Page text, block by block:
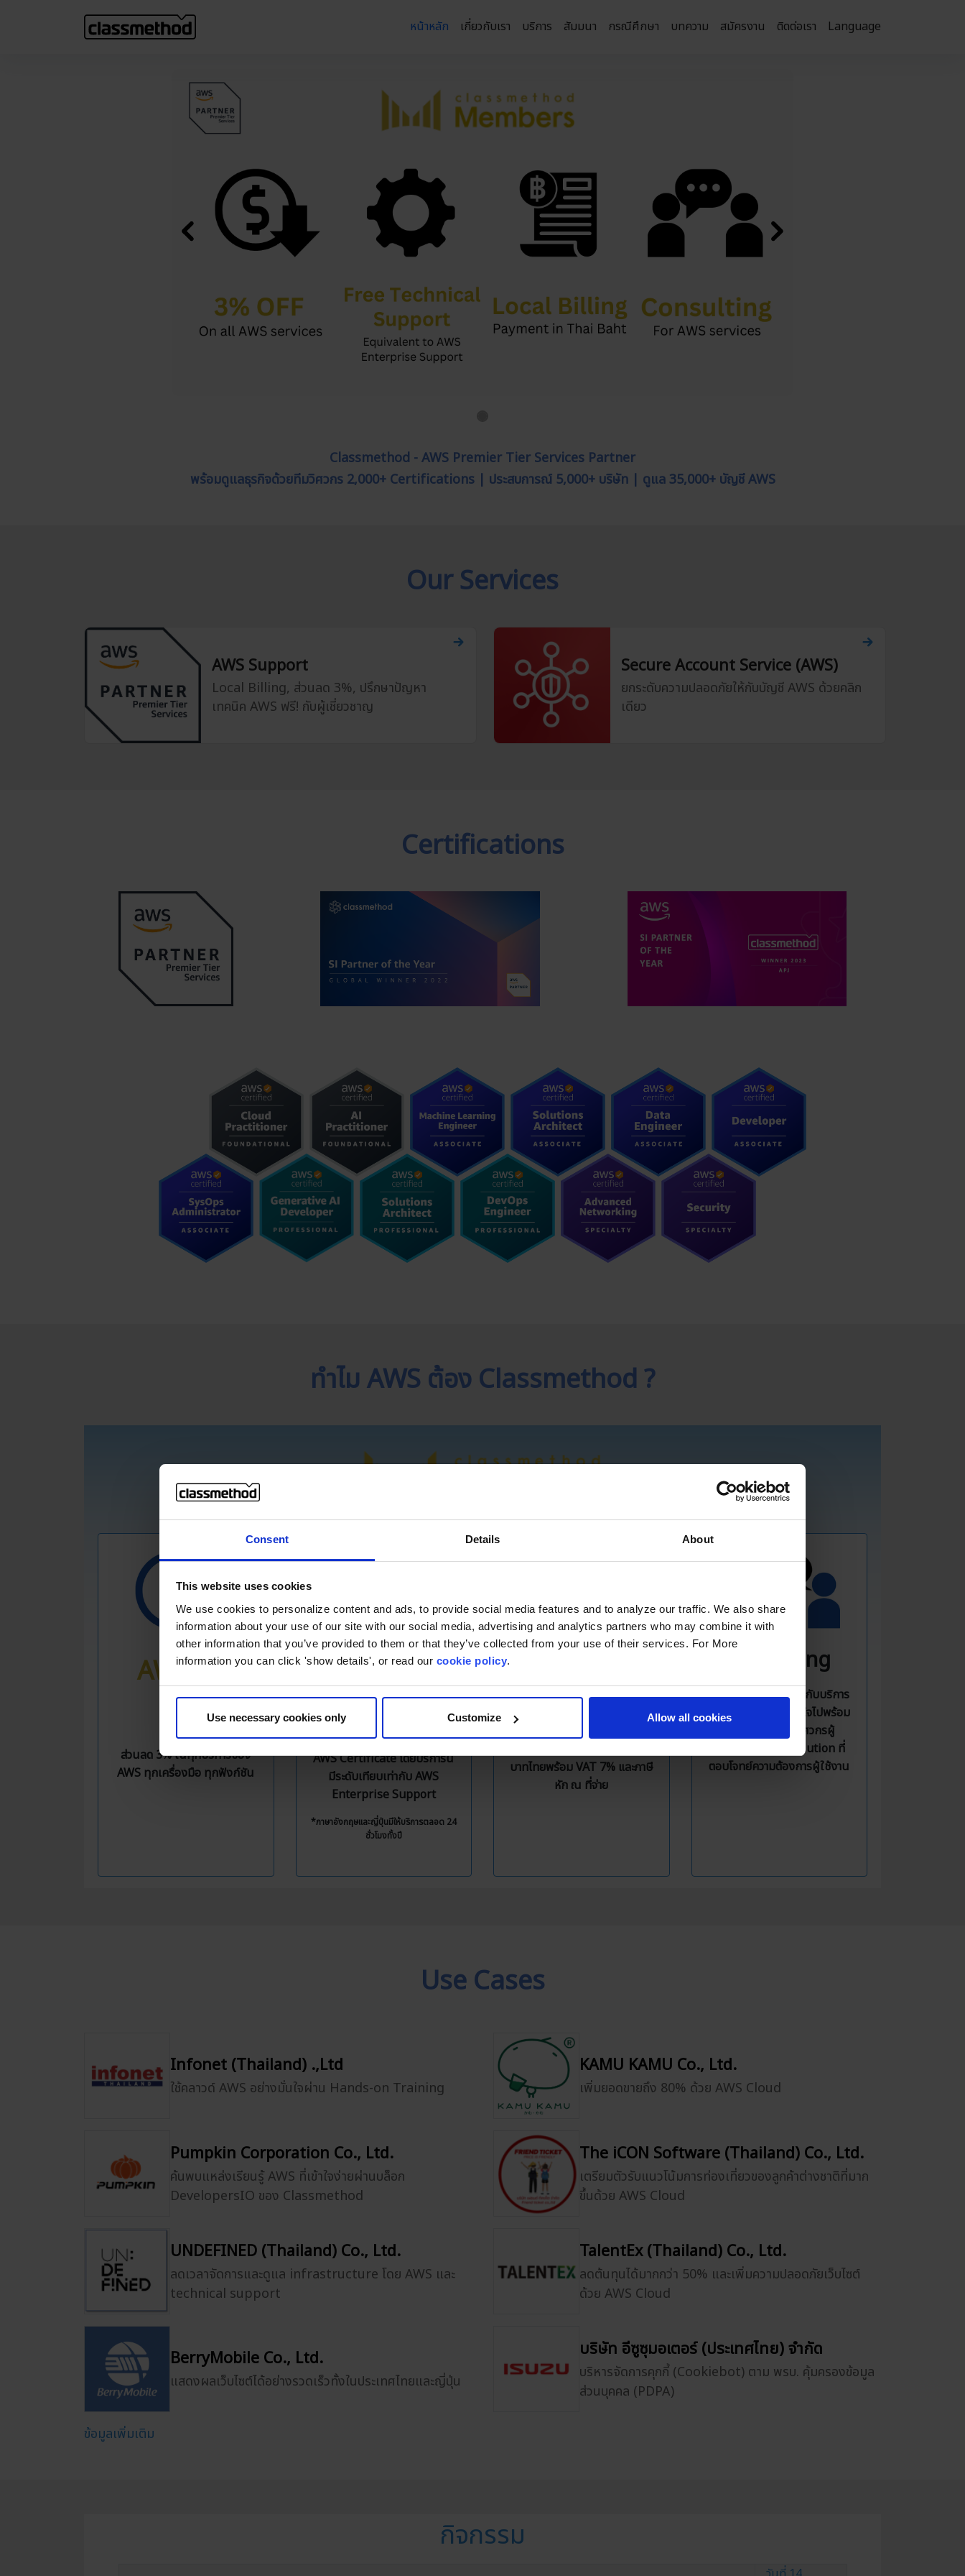
Consent Details About
This website uses cookies
We use cookies to personalize content and ads, to provide social media features and to analyze our traffic. We also share
information about your use of our site with our social media, advertising and analytics partners who may combine it with
other information that you’ve provided to them or that they’ve collected from your use of their services. For More
information you can click 'show details', or read our cookie policy.
Use necessary cookies only Customize Allow all cookies
หน้าหลัก เกี่ยวกับเรา บริการ สัมมนา กรณีศึกษา บทความ สมัครงาน ติดต่อเรา Language
Previous Next
Classmethod - AWS Premier Tier Services Partner
พร้อมดูแลธุรกิจด้วยทีมวิศวกร 2,000+ Certifications | ประสบการณ์ 5,000+ บริษัท | ดูแล 35,000+ บัญชี AWS
Our Services
AWS Support
Local Billing, ส่วนลด 3%, ปรึกษาปัญหา
เทคนิค AWS ฟรี! กับผู้เชี่ยวชาญ
Secure Account Service (AWS)
ยกระดับความปลอดภัยให้กับบัญชี AWS ด้วยคลิก
เดียว
Certifications
ทำไม AWS ต้อง Classmethod ?
AWS 3%
OFF
ส่วนลด 3% ในทุกบริการของ
AWS ทุกเครื่องมือ ทุกฟังก์ชัน
Free Technical
Support
Free Technical Support มี
ถึงสี่ภาษา ทั้งไทย อังกฤษ ญี่ปุ่น
และเกาหลี จากทีมงานวิศวกรที่มี
AWS Certificate โดยบริการนี้
มีระดับเทียบเท่ากับ AWS
Enterprise Support
*ภาษาอังกฤษและญี่ปุ่นมีให้บริการตลอด 24
ชั่วโมงทั้งปี
หมดห่วงเรื่องการชำระเงินผ่าน
บาทไทยพร้อม VAT 7% และภาษี
หัก ณ ที่จ่าย
Consulting
ให้บริการปรึกษาเกี่ยวกับบริการ
ต่าง ๆ ของ AWS มั่นใจไปพร้อม
กับคำแนะนำจากวิศวกรผู้
เชี่ยวชาญ พร้อม Solution ที่
ตอบโจทย์ความต้องการผู้ใช้งาน
Use Cases
Infonet (Thailand) .,Ltd
ใช้คลาวด์ AWS อย่างมั่นใจผ่าน Hands-on Training
KAMU KAMU Co., Ltd.
เพิ่มยอดขายถึง 80% ด้วย AWS Cloud
Pumpkin Corporation Co., Ltd.
ค้นพบแหล่งเรียนรู้ AWS ที่เข้าใจง่ายผ่านบล็อก
DevelopersIO ของ Classmethod
The iCON Software (Thailand) Co., Ltd.
เตรียมตัวรับแนวโน้มการท่องเที่ยวของลูกค้าต่างชาติที่มาก
ขึ้นด้วย AWS Cloud
UNDEFINED (Thailand) Co., Ltd.
ลดเวลาจัดการและดูแล infrastructure โดย AWS และ
technical support
TalentEx (Thailand) Co., Ltd.
ลดต้นทุนได้มากกว่า 50% และเพิ่มความปลอดภัยเว็บไซต์
ด้วย AWS Cloud
BerryMobile Co., Ltd.
แสดงผลเว็บไซต์ได้อย่างรวดเร็วทั้งในประเทศไทยและญี่ปุ่น
บริษัท อีซูซุมอเตอร์ (ประเทศไทย) จำกัด
บริหารจัดการคุกกี้ (Cookiebot) ตาม พรบ. คุ้มครองข้อมูล
ส่วนบุคคล (PDPA)
ข้อมูลเพิ่มเติม
กิจกรรม